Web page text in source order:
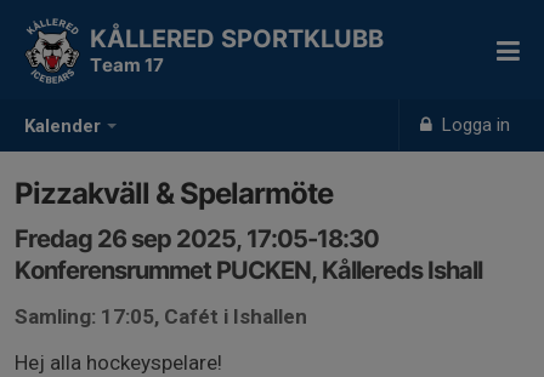
Kalender Logga in
KÅLLERED SPORTKLUBB
Team 17
Pizzakväll & Spelarmöte
Fredag 26 sep 2025, 17:05-18:30
Konferensrummet PUCKEN, Kållereds Ishall
Samling: 17:05, Cafét i Ishallen
Hej alla hockeyspelare!